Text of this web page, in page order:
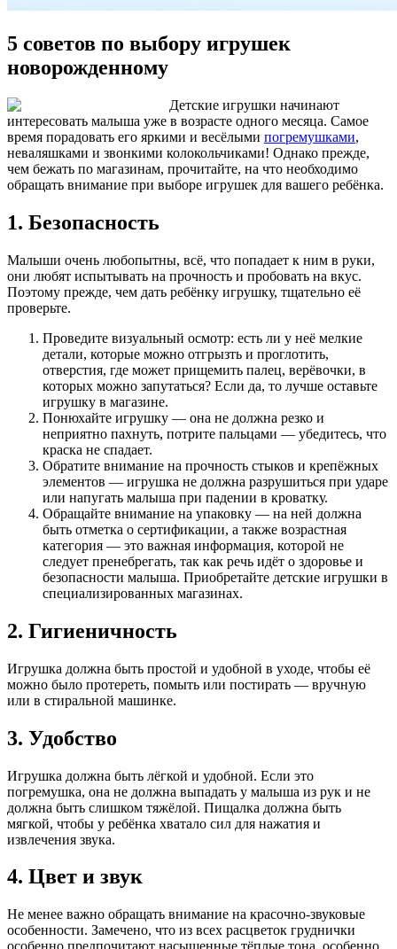
5 советов по выбору игрушек
новорожденному
Детские игрушки начинают
интересовать малыша уже в возрасте одного месяца. Самое
время порадовать его яркими и весёлыми погремушками,
неваляшками и звонкими колокольчиками! Однако прежде,
чем бежать по магазинам, прочитайте, на что необходимо
обращать внимание при выборе игрушек для вашего ребёнка.
1. Безопасность
Малыши очень любопытны, всё, что попадает к ним в руки,
они любят испытывать на прочность и пробовать на вкус.
Поэтому прежде, чем дать ребёнку игрушку, тщательно её
проверьте.
Проведите визуальный осмотр: есть ли у неё мелкие
детали, которые можно отгрызть и проглотить,
отверстия, где может прищемить палец, верёвочки, в
которых можно запутаться? Если да, то лучше оставьте
игрушку в магазине.
Понюхайте игрушку — она не должна резко и
неприятно пахнуть, потрите пальцами — убедитесь, что
краска не спадает.
Обратите внимание на прочность стыков и крепёжных
элементов — игрушка не должна разрушиться при ударе
или напугать малыша при падении в кроватку.
Обращайте внимание на упаковку — на ней должна
быть отметка о сертификации, а также возрастная
категория — это важная информация, которой не
следует пренебрегать, так как речь идёт о здоровье и
безопасности малыша. Приобретайте детские игрушки в
специализированных магазинах.
2. Гигиеничность
Игрушка должна быть простой и удобной в уходе, чтобы её
можно было протереть, помыть или постирать — вручную
или в стиральной машинке.
3. Удобство
Игрушка должна быть лёгкой и удобной. Если это
погремушка, она не должна выпадать у малыша из рук и не
должна быть слишком тяжёлой. Пищалка должна быть
мягкой, чтобы у ребёнка хватало сил для нажатия и
извлечения звука.
4. Цвет и звук
Не менее важно обращать внимание на красочно-звуковые
особенности. Замечено, что из всех расцветок груднички